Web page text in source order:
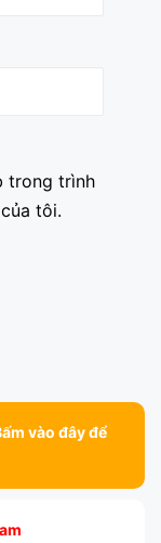
trong trình
tôi.
vào đây để